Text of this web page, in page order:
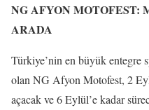
NG AFYON
ARADA
Türkiye’nin en büyük
olan NG Afyon Motofest, 2
açacak ve 6 Eylül’e kadar